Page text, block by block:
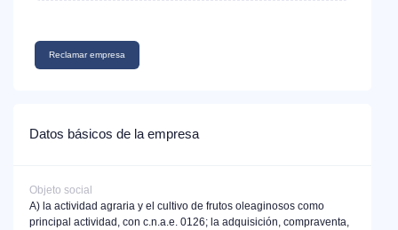
Reclamar empresa
Datos básicos de la empresa
Objeto social
A) la actividad agraria y el cultivo de frutos oleaginosos como
principal actividad, con c.n.a.e. 0126; la adquisición, compraventa,